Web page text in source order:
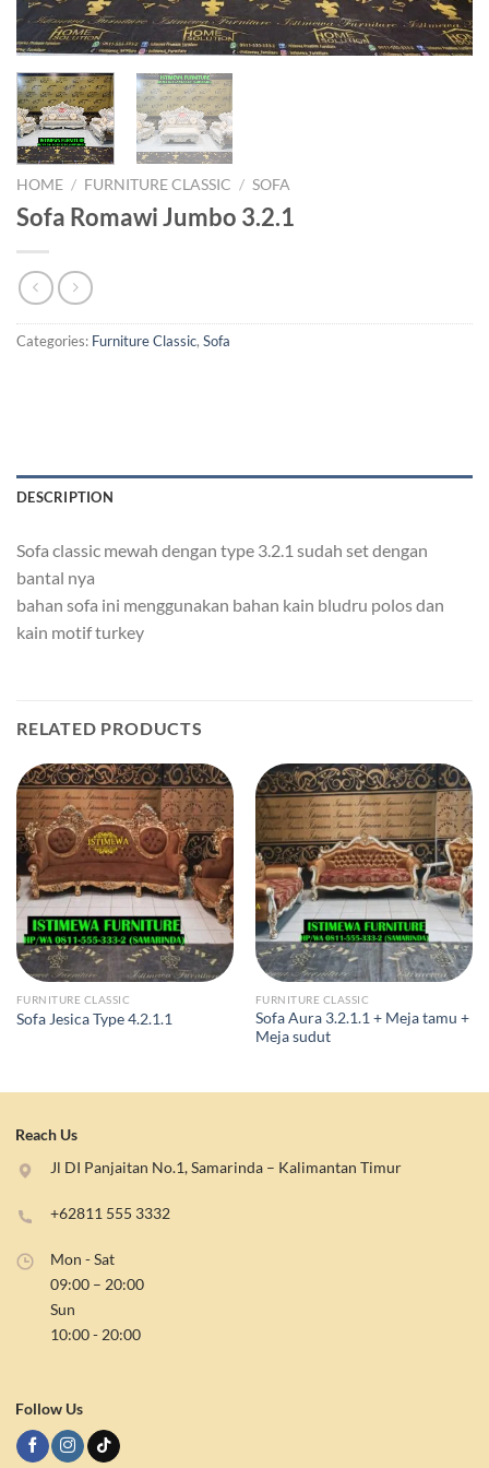
HOME / FURNITURE CLASSIC / SOFA
Sofa Romawi Jumbo 3.2.1
Categories: Furniture Classic, Sofa
DESCRIPTION
Sofa classic mewah dengan type 3.2.1 sudah set dengan
bantal nya
bahan sofa ini menggunakan bahan kain bludru polos dan
kain motif turkey
RELATED PRODUCTS
FURNITURE CLASSIC
Sofa Jesica Type 4.2.1.1
FURNITURE CLASSIC
Sofa Aura 3.2.1.1 + Meja tamu +
Meja sudut
Reach Us
+62811 555 3332
Mon - Sat